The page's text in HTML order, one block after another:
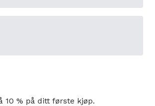
10 % på ditt første kjøp.